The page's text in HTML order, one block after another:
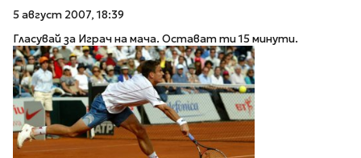
5 август 2007, 18:39
Гласувай за Играч на мача. Остават ти 15 минути.